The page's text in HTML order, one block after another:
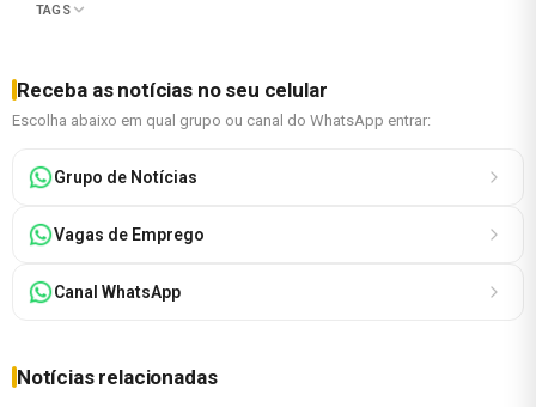
TAGS
Receba as notícias no seu celular
Escolha abaixo em qual grupo ou canal do WhatsApp entrar:
Grupo de Notícias
Vagas de Emprego
Canal WhatsApp
Notícias relacionadas